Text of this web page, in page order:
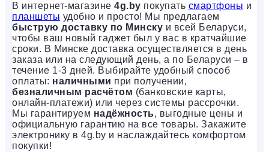
В интернет-магазине 4g.by покупать смартфоны и
планшеты удобно и просто! Мы предлагаем
быструю доставку по Минску и всей Беларуси,
чтобы ваш новый гаджет был у вас в кратчайшие
сроки. В Минске доставка осуществляется в день
заказа или на следующий день, а по Беларуси – в
течение 1-3 дней. Выбирайте удобный способ
оплаты: наличными при получении,
безналичным расчётом (банковские карты,
онлайн-платежи) или через системы рассрочки.
Мы гарантируем надёжность, выгодные цены и
официальную гарантию на все товары. Закажите
электронику в 4g.by и наслаждайтесь комфортом
покупки!